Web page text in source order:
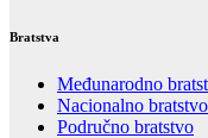
Bratstva
Međunarodno
Nacionalno bratstvo
Područno bratstvo